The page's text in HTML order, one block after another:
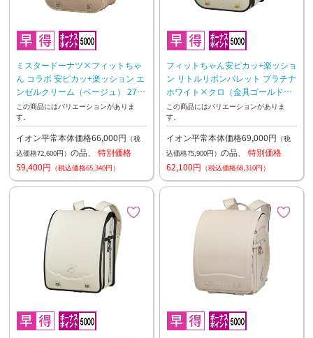
ミスタードーナツ×フィットちゃ
ん コラボ 安ピカッ+楽ッション エ
ンゼルクリーム（ベージュ） 27年
2月下旬お渡し予定
この商品にはバリエーションがありま
す。
イオン平常本体価格66,000円 （税
込価格72,600円） の品、 特別価格
59,400円 （税込価格65,340円）
フィットちゃん安ピカッ+楽ッショ
ン リトルリボンパレット プラチナ
ホワイト×クロ（金具ゴールドメ
ッキ） 27年2月下旬お渡し予定
この商品にはバリエーションがありま
す。
イオン平常本体価格69,000円 （税
込価格75,900円） の品、 特別価格
62,100円 （税込価格68,310円）